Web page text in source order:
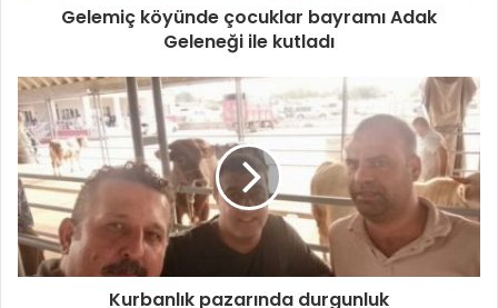
Gelemiç köyünde çocuklar bayramı Adak
Geleneği ile kutladı
Kurbanlık pazarında durgunluk